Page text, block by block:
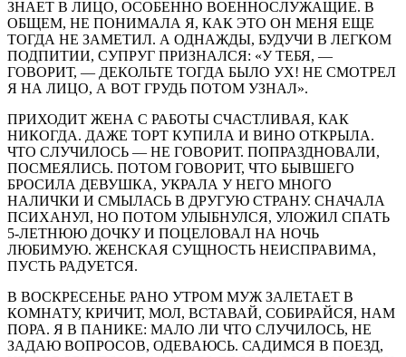
ЗНАЕТ В ЛИЦО, ОСОБЕННО ВОЕННОСЛУЖАЩИЕ. В
ОБЩЕМ, НЕ ПОНИМАЛА Я, КАК ЭТО ОН МЕНЯ ЕЩЕ
ТОГДА НЕ ЗАМЕТИЛ. А ОДНАЖДЫ, БУДУЧИ В ЛЕГКОМ
ПОДПИТИИ, СУПРУГ ПРИЗНАЛСЯ: «У ТЕБЯ, —
ГОВОРИТ, — ДЕКОЛЬТЕ ТОГДА БЫЛО УХ! НЕ СМОТРЕЛ
Я НА ЛИЦО, А ВОТ ГРУДЬ ПОТОМ УЗНАЛ».
ПРИХОДИТ ЖЕНА С РАБОТЫ СЧАСТЛИВАЯ, КАК
НИКОГДА. ДАЖЕ ТОРТ КУПИЛА И ВИНО ОТКРЫЛА.
ЧТО СЛУЧИЛОСЬ — НЕ ГОВОРИТ. ПОПРАЗДНОВАЛИ,
ПОСМЕЯЛИСЬ. ПОТОМ ГОВОРИТ, ЧТО БЫВШЕГО
БРОСИЛА ДЕВУШКА, УКРАЛА У НЕГО МНОГО
НАЛИЧКИ И СМЫЛАСЬ В ДРУГУЮ СТРАНУ. СНАЧАЛА
ПСИХАНУЛ, НО ПОТОМ УЛЫБНУЛСЯ, УЛОЖИЛ СПАТЬ
5-ЛЕТНЮЮ ДОЧКУ И ПОЦЕЛОВАЛ НА НОЧЬ
ЛЮБИМУЮ. ЖЕНСКАЯ СУЩНОСТЬ НЕИСПРАВИМА,
ПУСТЬ РАДУЕТСЯ.
В ВОСКРЕСЕНЬЕ РАНО УТРОМ МУЖ ЗАЛЕТАЕТ В
КОМНАТУ, КРИЧИТ, МОЛ, ВСТАВАЙ, СОБИРАЙСЯ, НАМ
ПОРА. Я В ПАНИКЕ: МАЛО ЛИ ЧТО СЛУЧИЛОСЬ, НЕ
ЗАДАЮ ВОПРОСОВ, ОДЕВАЮСЬ. САДИМСЯ В ПОЕЗД,